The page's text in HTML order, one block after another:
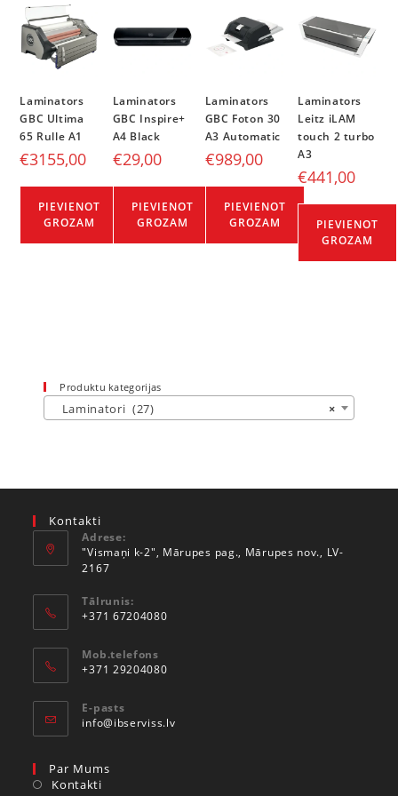
Laminators
GBC Ultima
65 Rulle A1
€3155,00
PIEVIENOT
GROZAM
Laminators
GBC Inspire+
A4 Black
€29,00
PIEVIENOT
GROZAM
Laminators
GBC Foton 30
A3 Automatic
€989,00
PIEVIENOT
GROZAM
Laminators
Leitz iLAM
touch 2 turbo
A3
€441,00
PIEVIENOT
GROZAM
Produktu kategorijas
×
Laminatori (27)
Kontakti
Adrese:
"Vismaņi k-2", Mārupes pag., Mārupes nov., LV-
2167
Tālrunis:
+371 67204080
Mob.telefons
+371 29204080
E-pasts
info@ibserviss.lv
Par Mums
Kontakti